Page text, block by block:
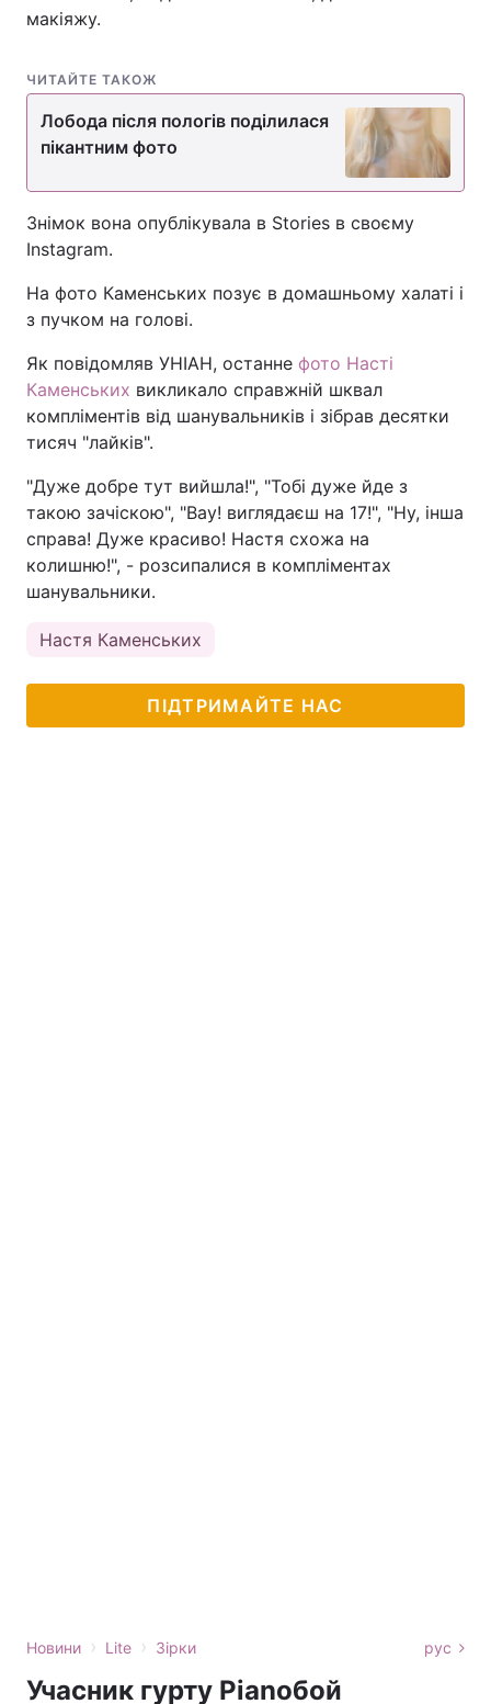
макіяжу.
ЧИТАЙТЕ ТАКОЖ
Лобода після пологів поділилася
пікантним фото
Знімок вона опублікувала в Stories в своєму
Instagram.
На фото Каменських позує в домашньому халаті і
з пучком на голові.
Як повідомляв УНІАН, останне фото Насті
Каменських викликало справжній шквал
компліментів від шанувальників і зібрав десятки
тисяч "лайків".
"Дуже добре тут вийшла!", "Тобі дуже йде з
такою зачіскою", "Вау! виглядаєш на 17!", "Ну, інша
справа! Дуже красиво! Настя схожа на
колишню!", - розсипалися в компліментах
шанувальники.
Настя Каменських
ПІДТРИМАЙТЕ НАС
Новини › Lite › Зірки рус
Учасник гурту Ріаnобой